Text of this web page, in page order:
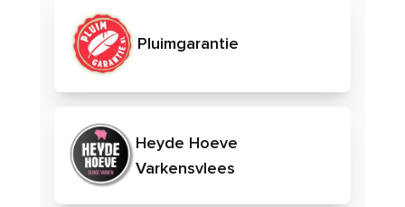
Pluimgarantie
Heyde Hoeve
Varkensvlees